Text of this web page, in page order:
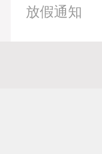
放假通知